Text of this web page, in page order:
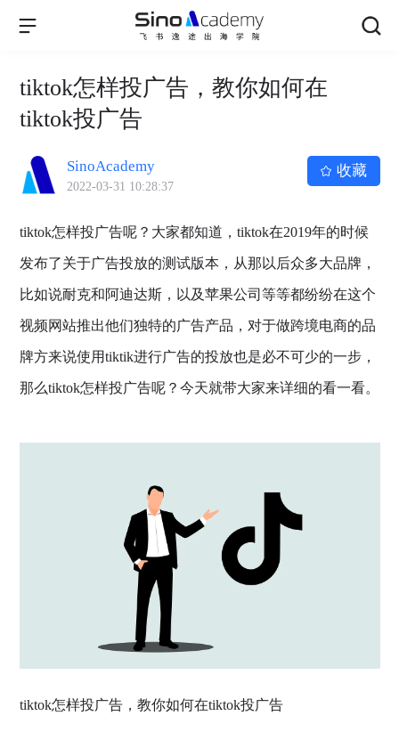
tiktok怎样投广告，教你如何在
tiktok投广告
SinoAcademy
2022-03-31 10:28:37
收藏
tiktok怎样投广告呢？大家都知道，tiktok在2019年的时候
发布了关于广告投放的测试版本，从那以后众多大品牌，
比如说耐克和阿迪达斯，以及苹果公司等等都纷纷在这个
视频网站推出他们独特的广告产品，对于做跨境电商的品
牌方来说使用tiktik进行广告的投放也是必不可少的一步，
那么tiktok怎样投广告呢？今天就带大家来详细的看一看。
tiktok怎样投广告，教你如何在tiktok投广告